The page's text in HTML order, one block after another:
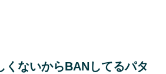
くないからBANしてるパタ